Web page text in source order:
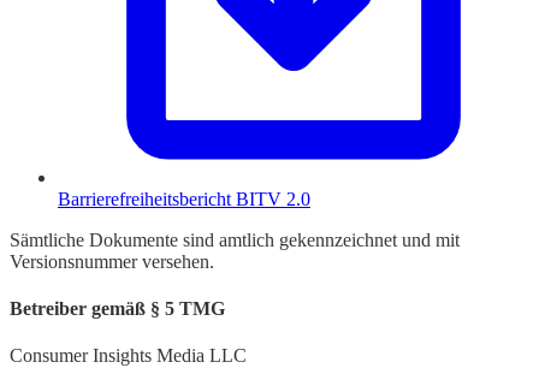
Barrierefreiheitsbericht BITV 2.0
Sämtliche Dokumente sind amtlich gekennzeichnet und mit
Versionsnummer versehen.
Betreiber gemäß § 5 TMG
Consumer Insights Media LLC